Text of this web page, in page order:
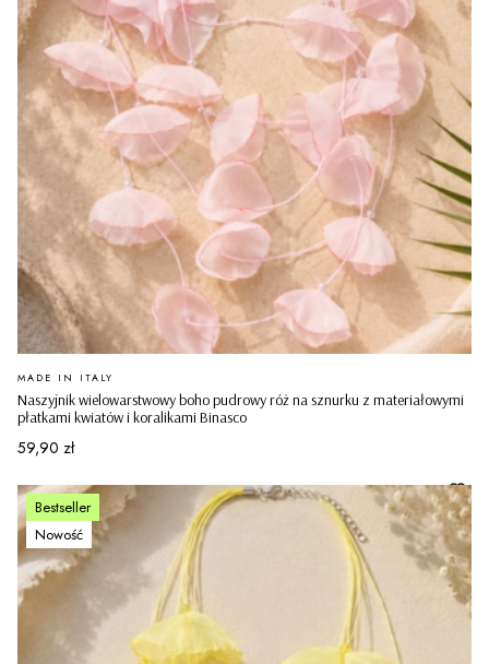
Naszyjnik wielowarstwowy boho pudrowy róż na sznurku z materiałowymi
płatkami kwiatów i koralikami Binasco
PRODUCENT
MADE IN ITALY
Cena
59,90 zł
Bestseller
Nowość